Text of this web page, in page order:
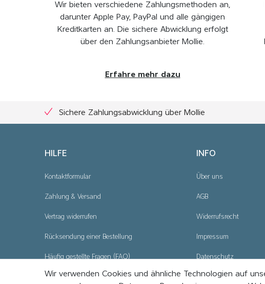
Wir bieten verschiedene Zahlungsmethoden an,
darunter Apple Pay, PayPal und alle gängigen
Kreditkarten an. Die sichere Abwicklung erfolgt
über den Zahlungsanbieter Mollie.
Erfahre mehr dazu
Sichere Zahlungsabwicklung über Mollie
HILFE
Kontaktformular
Zahlung & Versand
Vertrag widerrufen
Rücksendung einer Bestellung
Häufig gestellte Fragen (FAQ)
INFO
Über uns
AGB
Widerrufsrecht
Impressum
Datenschutz
Cookie - Einstellungen
Wir verwenden Cookies und ähnliche Technologien auf